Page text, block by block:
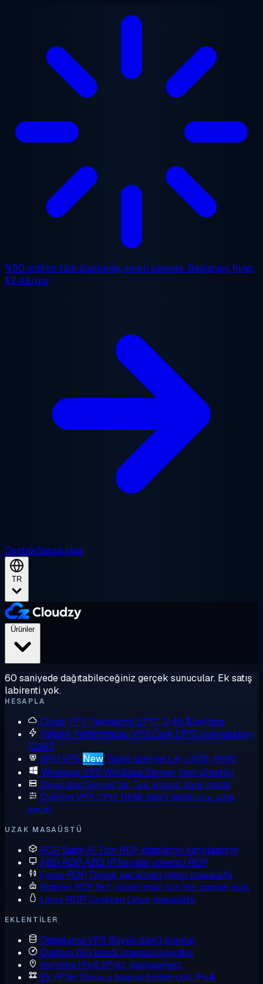
%50 indirim tüm planlarda, sınırlı süreyle. Başlangıç fiyatı
$2.48/mo
DestekSatışa ulaş
TR
Ürünler
60 saniyede dağıtabileceğiniz gerçek sunucular. Ek satış
labirenti yok.
HESAPLA
Cloud VPS Paylaşımlı EPYC, 2,48 $/ay'dan
Yüksek Performanslı VPS Özel EPYC çekirdekleri,
DDR5
GPU VPS New Talep üzerine L4, L40S, H100
Windows VPS Windows Server, tam yönetici
Dedicated Server'lar Tek kiracılı bare metal
Custom VPS CPU, RAM, disk'i isteğinize göre
seçin
UZAK MASAÜSTÜ
RDP Satın Al Tüm RDP planlarını karşılaştırın
ABD RDP ABD IP'lerinde yönetici RDP
Forex RDP Düşük gecikmeli işlem masaüstü
Botting RDP Bot çalıştırmak için her zaman açık
Linux RDP Uzaktan Linux masaüstü
EKLENTILER
Depolama VPS Büyük diskli planlar
Custom ISO Kendi imajınızı başlatın
Ayrılmış IPv4 IP'niz, paylaşımsız
Ek IP'ler Sunucu başına birden çok IPv4